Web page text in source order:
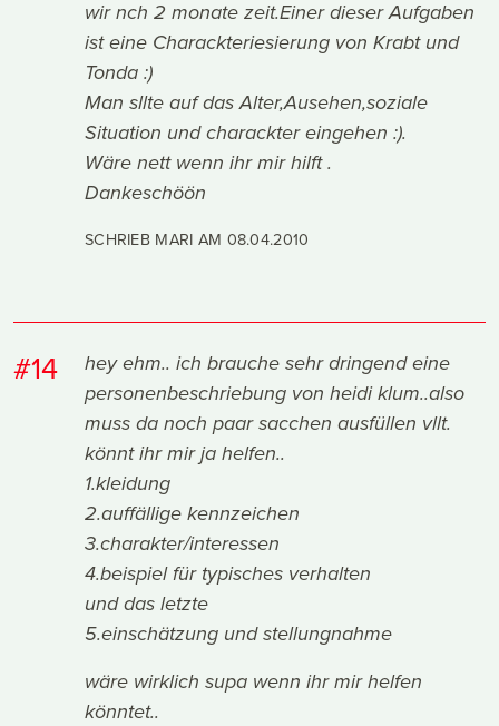
wir nch 2 monate zeit.Einer dieser Aufgaben
ist eine Charackteriesierung von Krabt und
Tonda :)
Man sllte auf das Alter,Ausehen,soziale
Situation und charackter eingehen :).
Wäre nett wenn ihr mir hilft .
Dankeschöön
SCHRIEB MARI AM 08.04.2010
#14
hey ehm.. ich brauche sehr dringend eine
personenbeschriebung von heidi klum..also
muss da noch paar sacchen ausfüllen vllt.
könnt ihr mir ja helfen..
1.kleidung
2.auffällige kennzeichen
3.charakter/interessen
4.beispiel für typisches verhalten
und das letzte
5.einschätzung und stellungnahme
wäre wirklich supa wenn ihr mir helfen
könntet..